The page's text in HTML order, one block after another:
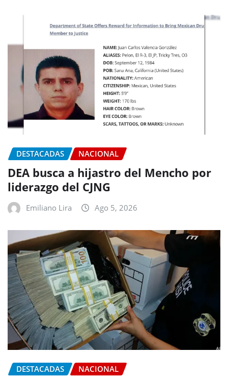
DESTACADAS NACIONAL
DEA busca a hijastro del Mencho por
liderazgo del CJNG
Emiliano Lira Ago 5, 2026
DESTACADAS NACIONAL